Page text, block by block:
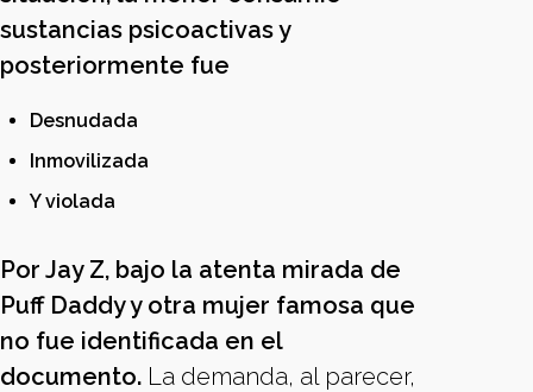
sustancias psicoactivas y
posteriormente fue
Desnudada
Inmovilizada
Y violada
Por Jay Z, bajo la atenta mirada de
Puff Daddy y otra mujer famosa que
no fue identificada en el
documento. La demanda, al parecer,